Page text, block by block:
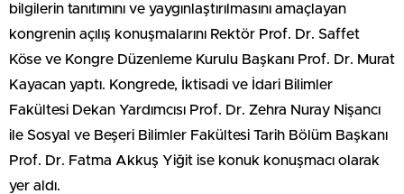
bilgilerin tanıtımını ve yaygınlaştırılmasını amaçlayan
kongrenin açılış konuşmalarını Rektör Prof. Dr. Saffet
Köse ve Kongre Düzenleme Kurulu Başkanı Prof. Dr. Murat
Kayacan yaptı. Kongrede, İktisadi ve İdari Bilimler
Fakültesi Dekan Yardımcısı Prof. Dr. Zehra Nuray Nişancı
ile Sosyal ve Beşeri Bilimler Fakültesi Tarih Bölüm Başkanı
Prof. Dr. Fatma Akkuş Yiğit ise konuk konuşmacı olarak
yer aldı.